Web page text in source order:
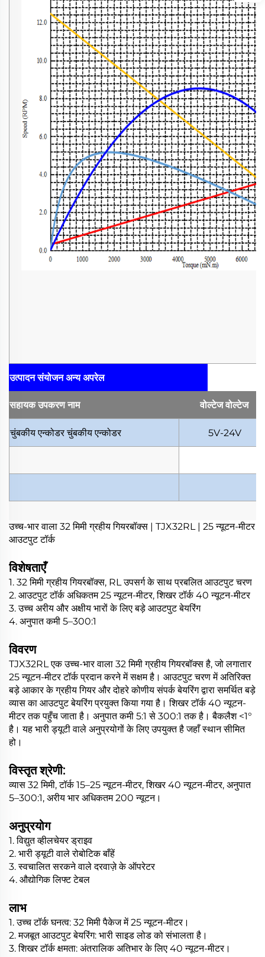
उत्पादन संयोजनअन्य अपरेल
सहायक उपकरणनाम वोल्टेजवोल्टेज
चुंबकीय एन्कोडरचुंबकीय एन्कोडर 5V-24V
उच्च-भार वाला 32 मिमी ग्रहीय गियरबॉक्स | TJX32RL | 25 न्यूटन-मीटर
आउटपुट टॉर्क
विशेषताएँ
1. 32 मिमी ग्रहीय गियरबॉक्स, RL उपसर्ग के साथ प्रबलित आउटपुट चरण
2. आउटपुट टॉर्क अधिकतम 25 न्यूटन-मीटर, शिखर टॉर्क 40 न्यूटन-मीटर
3. उच्च अरीय और अक्षीय भारों के लिए बड़े आउटपुट बेयरिंग
4. अनुपात कमी 5–300:1
विवरण
TJX32RL एक उच्च-भार वाला 32 मिमी ग्रहीय गियरबॉक्स है, जो लगातार
25 न्यूटन-मीटर टॉर्क प्रदान करने में सक्षम है। आउटपुट चरण में अतिरिक्त
बड़े आकार के ग्रहीय गियर और दोहरे कोणीय संपर्क बेयरिंग द्वारा समर्थित बड़े
व्यास का आउटपुट बेयरिंग प्रयुक्त किया गया है। शिखर टॉर्क 40 न्यूटन-
मीटर तक पहुँच जाता है। अनुपात कमी 5:1 से 300:1 तक है। बैकलैश <1°
है। यह भारी ड्यूटी वाले अनुप्रयोगों के लिए उपयुक्त है जहाँ स्थान सीमित
हो।
विस्तृत श्रेणी:
व्यास 32 मिमी, टॉर्क 15–25 न्यूटन-मीटर, शिखर 40 न्यूटन-मीटर, अनुपात
5–300:1, अरीय भार अधिकतम 200 न्यूटन।
अनुप्रयोग
1. विद्युत व्हीलचेयर ड्राइव
2. भारी ड्यूटी वाले रोबोटिक बाँहें
3. स्वचालित सरकने वाले दरवाज़े के ऑपरेटर
4. औद्योगिक लिफ्ट टेबल
लाभ
1. उच्च टॉर्क घनत्व: 32 मिमी पैकेज में 25 न्यूटन-मीटर।
2. मजबूत आउटपुट बेयरिंग: भारी साइड लोड को संभालता है।
3. शिखर टॉर्क क्षमता: अंतरालिक अतिभार के लिए 40 न्यूटन-मीटर।